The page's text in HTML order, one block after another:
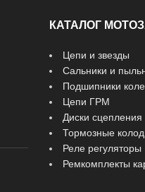
КАТАЛОГ
Цепи и звезды
Сальники и
Подшипники
Цепи ГРМ
Диски сцепления
Тормозные
Реле регуляторы
Ремкомплекты